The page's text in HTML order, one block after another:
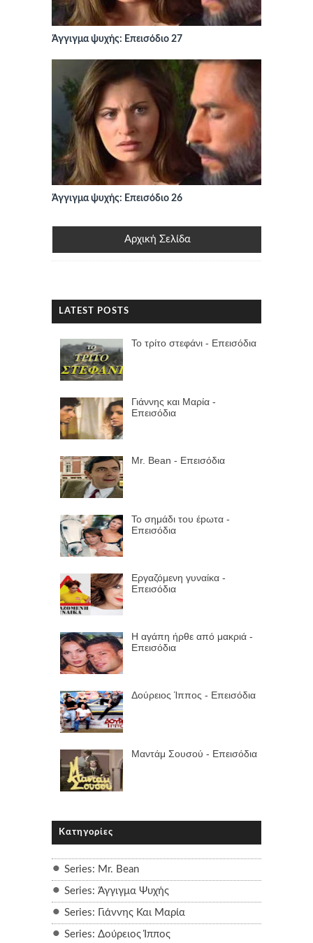
Άγγιγμα ψυχής: Επεισόδιο 27
Άγγιγμα ψυχής: Επεισόδιο 26
Αρχική Σελίδα
LATEST POSTS
Το τρίτο στεφάνι - Επεισόδια
Γιάννης και Μαρία -
Επεισόδια
Mr. Bean - Επεισόδια
Το σημάδι του έpωτα -
Επεισόδια
Εργαζόμενη γυναίκα -
Επεισόδια
Η αγάπη ήρθε από μακριά -
Επεισόδια
Δούρειος Ίππος - Επεισόδια
Μαντάμ Σουσού - Επεισόδια
Κατηγορίες
Series: Mr. Bean
Series: Άγγιγμα Ψυχής
Series: Γιάννης Και Μαρία
Series: Δούρειος Ίππος